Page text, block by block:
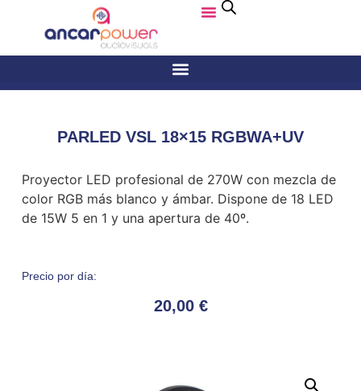
PARLED VSL 18×15 RGBWA+UV
Proyector LED profesional de 270W con mezcla de
color RGB más blanco y ámbar. Dispone de 18 LED
de 15W 5 en 1 y una apertura de 40º.
Precio por día:
20,00 €